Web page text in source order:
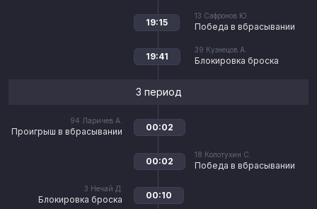
13 Сафронов Ю.
Победа в вбрасывании
19:15
39 Кузнецов А.
Блокировка броска
19:41
3 период
94 Ларичев А.
Проигрыш в вбрасывании 00:02
18 Колотухин С.
Победа в вбрасывании
00:02
3 Нечай Д.
Блокировка броска 00:10